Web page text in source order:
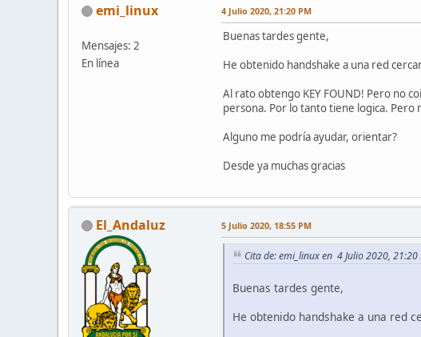
emi_linux
Mensajes: 2
En línea
4 Julio 2020, 21:20 PM
Buenas tardes gente,
He obtenido handshake a una red
Al rato obtengo KEY FOUND! Pero no
persona. Por lo tanto tiene logica. Pero
Alguno me podría ayudar, orientar?
Desde ya muchas gracias
El_Andaluz 5 Julio 2020, 18:55 PM
Cita de: emi_linux en 4 Julio 2020, 21:20
Buenas tardes gente,
He obtenido handshake a una red